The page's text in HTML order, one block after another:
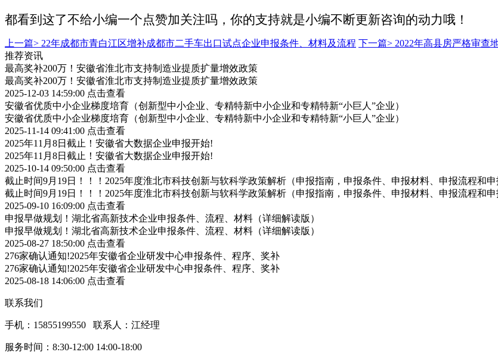
都看到这了不给小编一个点赞加关注吗，你的支持就是小编不断更新咨询的动力哦！
上一篇> 22年成都市青白江区增补成都市二手车出口试点企业申报条件、材料及流程 下一篇> 2022年高县房严格审查
推荐资讯
最高奖补200万！安徽省淮北市支持制造业提质扩量增效政策
最高奖补200万！安徽省淮北市支持制造业提质扩量增效政策
2025-12-03 14:59:00 点击查看
安徽省优质中小企业梯度培育（创新型中小企业、专精特新中小企业和专精特新“小巨人”企业）
安徽省优质中小企业梯度培育（创新型中小企业、专精特新中小企业和专精特新“小巨人”企业）
2025-11-14 09:41:00 点击查看
2025年11月8日截止！安徽省大数据企业申报开始!
2025年11月8日截止！安徽省大数据企业申报开始!
2025-10-14 09:50:00 点击查看
截止时间9月19日！！！2025年度淮北市科技创新与软科学政策解析（申报指南，申报条件、申报材料、申报流程和申
截止时间9月19日！！！2025年度淮北市科技创新与软科学政策解析（申报指南，申报条件、申报材料、申报流程和申
2025-09-10 16:09:00 点击查看
申报早做规划！湖北省高新技术企业申报条件、流程、材料（详细解读版）
申报早做规划！湖北省高新技术企业申报条件、流程、材料（详细解读版）
2025-08-27 18:50:00 点击查看
276家确认通知!2025年安徽省企业研发中心申报条件、程序、奖补
276家确认通知!2025年安徽省企业研发中心申报条件、程序、奖补
2025-08-18 14:06:00 点击查看
联系我们
手机：15855199550 联系人：江经理
服务时间：8:30-12:00 14:00-18:00